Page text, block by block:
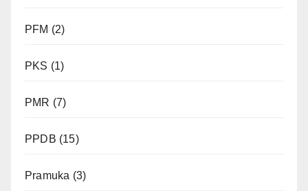
PFM (2)
PKS (1)
PMR (7)
PPDB (15)
Pramuka (3)